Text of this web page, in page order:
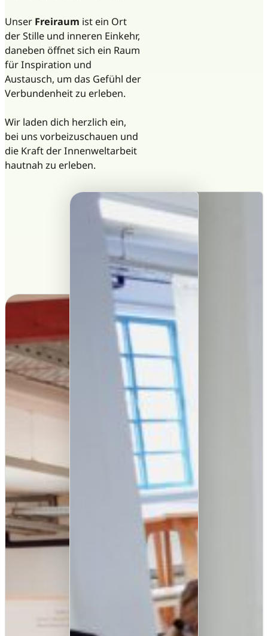
Unser Freiraum ist ein Ort
der Stille und inneren Einkehr,
daneben öffnet sich ein Raum
für Inspiration und
Austausch, um das Gefühl der
Verbundenheit zu erleben.
Wir laden dich herzlich ein,
bei uns vorbeizuschauen und
die Kraft der Innenweltarbeit
hautnah zu erleben.